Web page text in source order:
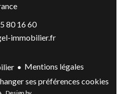
80 16 60
immobilier.fr
Mentions légales
ses préférences cookies